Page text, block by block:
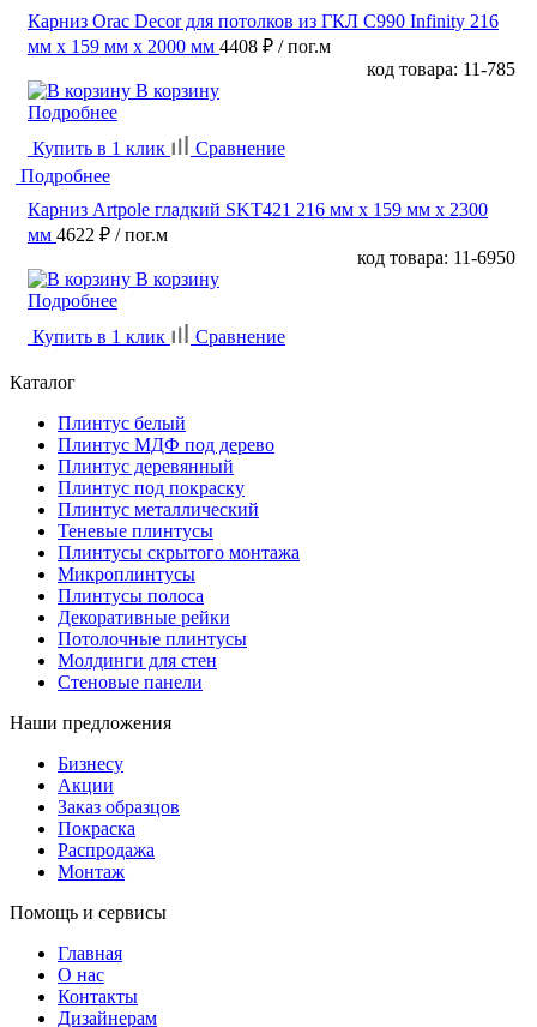
Карниз Orac Decor для потолков из ГКЛ C990 Infinity 216
мм х 159 мм х 2000 мм 4408 ₽ / пог.м
код товара: 11-785
В корзину
Подробнее
Купить в 1 клик
Сравнение
Подробнее
Карниз Artpole гладкий SKT421 216 мм х 159 мм х 2300
мм 4622 ₽ / пог.м
код товара: 11-6950
В корзину
Подробнее
Купить в 1 клик
Сравнение
Каталог
Плинтус белый
Плинтус МДФ под дерево
Плинтус деревянный
Плинтус под покраску
Плинтус металлический
Теневые плинтусы
Плинтусы скрытого монтажа
Микроплинтусы
Плинтусы полоса
Декоративные рейки
Потолочные плинтусы
Молдинги для стен
Стеновые панели
Наши предложения
Бизнесу
Акции
Заказ образцов
Покраска
Распродажа
Монтаж
Помощь и сервисы
Главная
О нас
Контакты
Дизайнерам